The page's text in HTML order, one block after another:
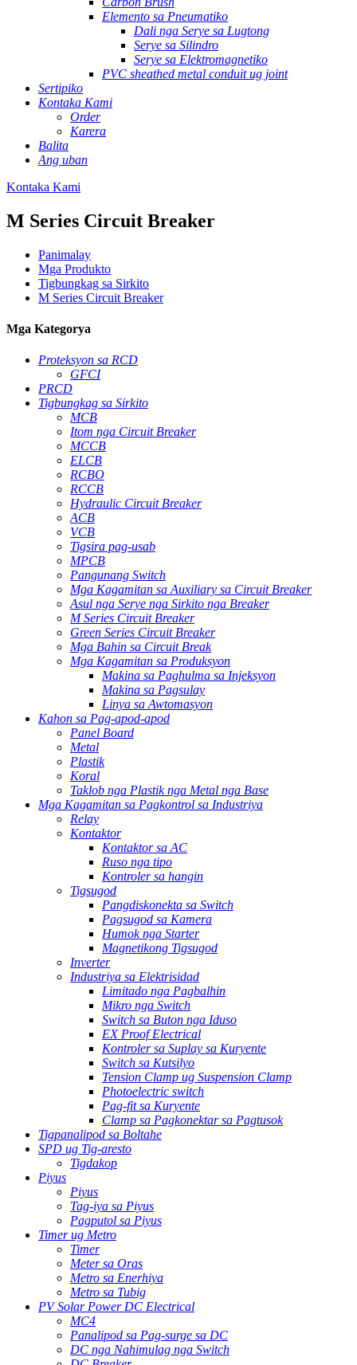
Elemento sa Pneumatiko
Dali nga Serye sa Lugtong
Serye sa Silindro
Serye sa Elektromagnetiko
PVC sheathed metal conduit ug joint
Sertipiko
Kontaka Kami
Order
Karera
Balita
Ang uban
Kontaka Kami
M Series Circuit Breaker
Panimalay
Mga Produkto
Tigbungkag sa Sirkito
M Series Circuit Breaker
Mga Kategorya
Proteksyon sa RCD
GFCI
PRCD
Tigbungkag sa Sirkito
MCB
Itom nga Circuit Breaker
MCCB
ELCB
RCBO
RCCB
Hydraulic Circuit Breaker
ACB
VCB
Tigsira pag-usab
MPCB
Pangunang Switch
Mga Kagamitan sa Auxiliary sa Circuit Breaker
Asul nga Serye nga Sirkito nga Breaker
M Series Circuit Breaker
Green Series Circuit Breaker
Mga Bahin sa Circuit Break
Mga Kagamitan sa Produksyon
Makina sa Paghulma sa Injeksyon
Makina sa Pagsulay
Linya sa Awtomasyon
Kahon sa Pag-apod-apod
Panel Board
Metal
Plastik
Koral
Taklob nga Plastik nga Metal nga Base
Mga Kagamitan sa Pagkontrol sa Industriya
Relay
Kontaktor
Kontaktor sa AC
Ruso nga tipo
Kontroler sa hangin
Tigsugod
Pangdiskonekta sa Switch
Pagsugod sa Kamera
Humok nga Starter
Magnetikong Tigsugod
Inverter
Industriya sa Elektrisidad
Limitado nga Pagbalhin
Mikro nga Switch
Switch sa Buton nga Iduso
EX Proof Electrical
Kontroler sa Suplay sa Kuryente
Switch sa Kutsilyo
Tension Clamp ug Suspension Clamp
Photoelectric switch
Pag-fit sa Kuryente
Clamp sa Pagkonektar sa Pagtusok
Tigpanalipod sa Boltahe
SPD ug Tig-aresto
Tigdakop
Piyus
Piyus
Tag-iya sa Piyus
Pagputol sa Piyus
Timer ug Metro
Timer
Meter sa Oras
Metro sa Enerhiya
Metro sa Tubig
PV Solar Power DC Electrical
MC4
Panalipod sa Pag-surge sa DC
DC nga Nahimulag nga Switch